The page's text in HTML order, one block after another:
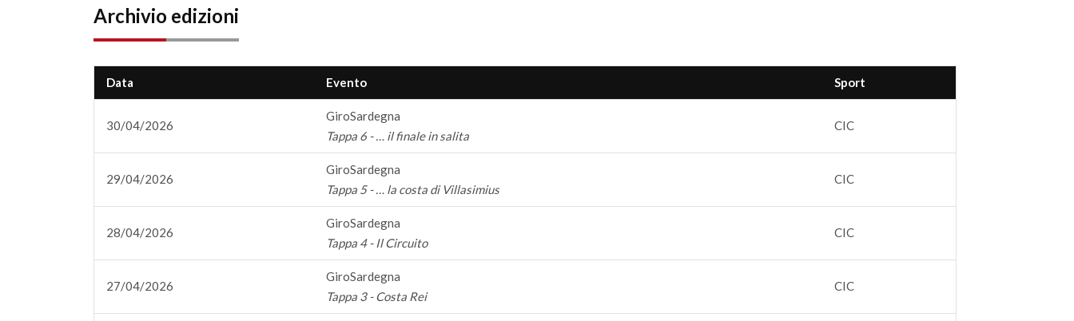
Archivio edizioni
Data Evento Sport
30/04/2026
GiroSardegna
Tappa 6 - … il finale in salita
CIC
29/04/2026
GiroSardegna
Tappa 5 - … la costa di Villasimius
CIC
28/04/2026
GiroSardegna
Tappa 4 - Il Circuito
CIC
27/04/2026
GiroSardegna
Tappa 3 - Costa Rei
CIC